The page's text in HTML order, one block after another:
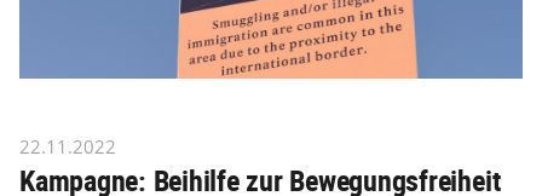
22.11.2022
Kampagne: Beihilfe zur Bewegungsfreiheit